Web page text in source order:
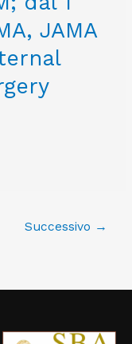
JAMA
Successivo →